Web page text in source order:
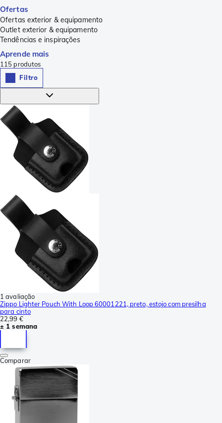
Ofertas
Ofertas exterior & equipamento
Outlet exterior & equipamento
Tendências e inspirações
Aprende mais
115 produtos
Filtro
1 avaliação
Zippo Lighter Pouch With Loop 60001221, preto, estojo com presilha
para cinto
22,99 €
± 1 semana
Comparar